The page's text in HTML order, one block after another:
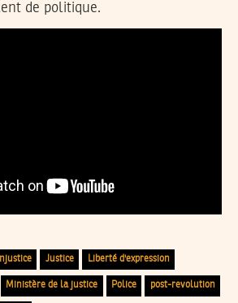
de politique.
Injustice Justice Liberté d'expression
Ministère de la justice Police post-revolution